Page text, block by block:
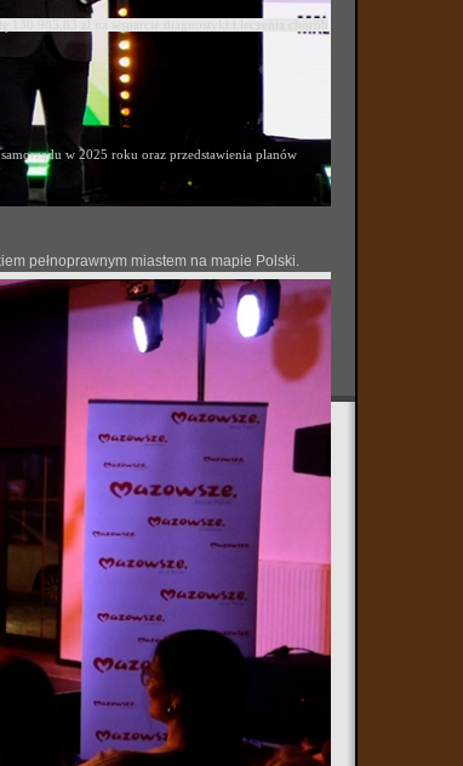
pełnoprawnym miastem na mapie Polski.
w 2025 roku oraz przedstawienia planów
odbyło się wyjątkowe wydarzenie
grupę teatralną „Nowa Historia”, działającą
starego zegara, którego dotknięcie otwierało